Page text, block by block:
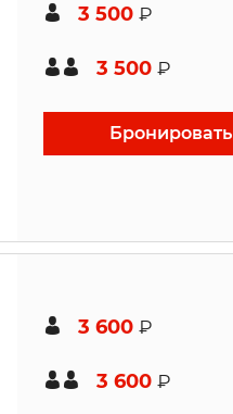
3 500 ₽
3 500 ₽
Бронировать
3 600 ₽
3 600 ₽